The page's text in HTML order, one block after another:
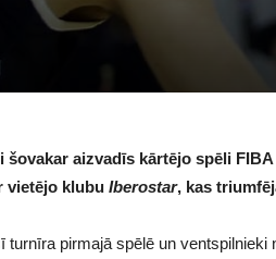
šovakar aizvadīs kārtējo spēli
vietējo klubu Iberostar, kas
pirmajā spēlē un ventspilnieki